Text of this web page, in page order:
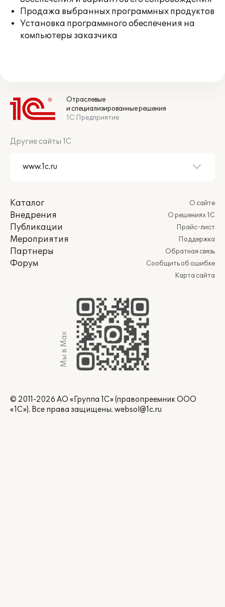
Продажа выбранных программных продуктов
Установка программного обеспечения на
компьютеры заказчика
Отраслевые
и специализированные решения
1С:Предприятие
Другие сайты 1С
Каталог
Внедрения
Публикации
Мероприятия
Партнеры
Форум
О сайте
О решениях 1С
Прайс-лист
Поддержка
Обратная связь
Сообщить об ошибке
Карта сайта
Мы в Max
© 2011-2026 АО «Группа 1С» (правопреемник ООО
«1С»). Все права защищены. websol@1c.ru